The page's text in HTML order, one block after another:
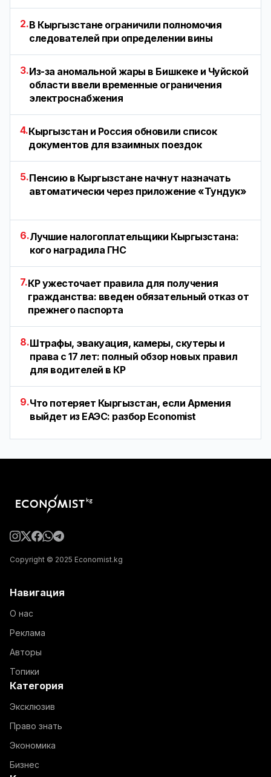
2.В Кыргызстане ограничили полномочия
следователей при определении вины
3.Из-за аномальной жары в Бишкеке и Чуйской
области ввели временные ограничения
электроснабжения
4.Кыргызстан и Россия обновили список
документов для взаимных поездок
5.Пенсию в Кыргызстане начнут назначать
автоматически через приложение «Тундук»
6.Лучшие налогоплательщики Кыргызстана:
кого наградила ГНС
7.КР ужесточает правила для получения
гражданства: введен обязательный отказ от
прежнего паспорта
8.Штрафы, эвакуация, камеры, скутеры и
права с 17 лет: полный обзор новых правил
для водителей в КР
9.Что потеряет Кыргызстан, если Армения
выйдет из ЕАЭС: разбор Economist
Copyright © 2025 Economist.kg
Навигация
О нас
Реклама
Авторы
Топики
Категория
Эксклюзив
Право знать
Экономика
Бизнес